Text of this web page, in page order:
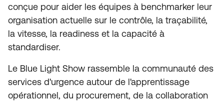
conçue pour aider les équipes à benchmarker leur
organisation actuelle sur le contrôle, la traçabilité,
la vitesse, la readiness et la capacité à
standardiser.
Le Blue Light Show rassemble la communauté des
services d'urgence autour de l'apprentissage
opérationnel, du procurement, de la collaboration